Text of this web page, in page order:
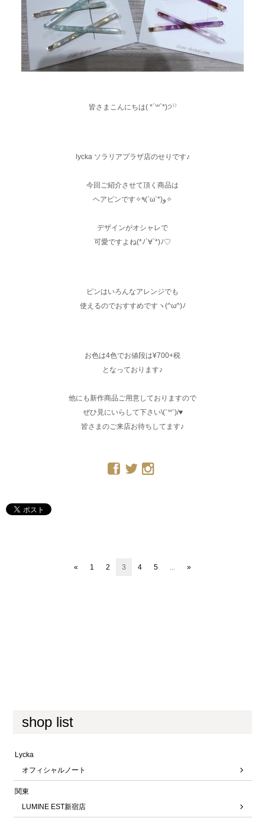
皆さまこんにちは( *´꒳`*)੭⁾⁾
lycka ソラリアプラザ店のせりです♪
今回ご紹介させて頂く商品は
ヘアピンです✧٩(ˊωˋ*)و✧
デザインがオシャレで
可愛ですよね(*ﾉ´∀`*)ﾉ♡
ピンはいろんなアレンジでも
使えるのでおすすめですヽ(^ω^)ﾉ
お色は4色でお値段は¥700+税
となっております♪
他にも新作商品ご用意しておりますので
ぜひ見にいらして下さい\(ˊ꒳ˋ)/♥︎
皆さまのご来店お待ちしてます♪
« 1 2 3 4 5 ... »
shop list
Lycka
オフィシャルノート
関東
LUMINE EST新宿店